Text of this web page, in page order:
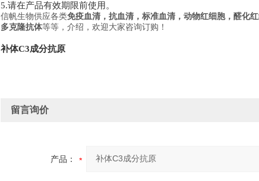
5.请在产品有效期限前使用。
信帆生物供应各类免疫血清， 抗血清，标准血清， 动物红细胞，醛化
多克隆抗体等等，介绍，欢迎大家咨询订购！
补体C3成分抗原
留言询价
产品：